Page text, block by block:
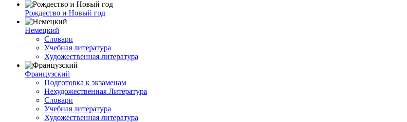
Рождество и Новый год
Немецкий
Словари
Учебная литература
Художественная литература
Французский
Подготовка к экзаменам
Нехудожественная Литература
Словари
Учебная литература
Художественная литература